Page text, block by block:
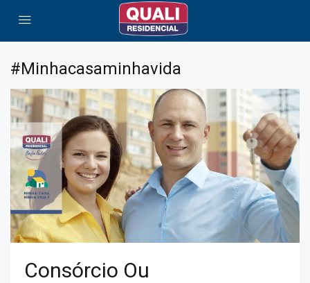
#minhacasaminhavida
Consórcio Ou